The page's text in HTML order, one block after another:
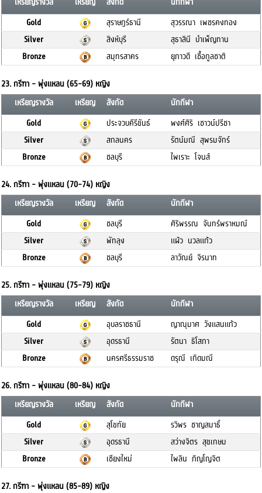
Gold
สุราษฎร์ธานี
สุวรรณา เพชรคงทอง
Silver
สิงห์บุรี
สุธาสินี บำเพ็ญทาน
Bronze
สมุทรสาคร ยุภาวดี เชื้อกูลชาติ
23. กรีฑา - พุ่งแหลน (65-69) หญิง
เหรียญรางวัล
เหรียญ สังกัด
นักกีฬา
Gold
ประจวบคีรีขันธ์
พงศ์ศิริ เชาวน์ปรีชา
Silver
สกลนคร
รัตน์มณี สุพรมจักร์
Bronze
ชลบุรี ไพเราะ โจนส์
24. กรีฑา - พุ่งแหลน (70-74) หญิง
เหรียญรางวัล
เหรียญ สังกัด
นักกีฬา
Gold
ชลบุรี
ศิริพรรณ จันทร์พราหมณ์
Silver
พัทลุง
แผ้ว นวลแก้ว
Bronze
ชลบุรี ลาวัณย์ จิรนาท
25. กรีฑา - พุ่งแหลน (75-79) หญิง
เหรียญรางวัล
เหรียญ สังกัด
นักกีฬา
Gold
อุบลราชธานี
ญาณุมาศ วังแสนแก้ว
Silver
อุดรธานี
รัตนา ธิโสภา
Bronze
นครศรีธรรมราช ดรุณี เกิดมณี
26. กรีฑา - พุ่งแหลน (80-84) หญิง
เหรียญรางวัล
เหรียญ สังกัด
นักกีฬา
Gold
สุโขทัย
รวิพร ชาญสมาธิ์
Silver
อุดรธานี
สว่างจิตร สุขเกษม
Bronze
เชียงใหม่ ไพลิน ภิญโญจิต
27. กรีฑา - พุ่งแหลน (85-89) หญิง